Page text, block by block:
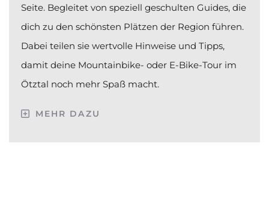
Seite. Begleitet von speziell geschulten Guides, die
dich zu den schönsten Plätzen der Region führen.
Dabei teilen sie wertvolle Hinweise und Tipps,
damit deine Mountainbike- oder E-Bike-Tour im
Ötztal noch mehr Spaß macht.
MEHR DAZU